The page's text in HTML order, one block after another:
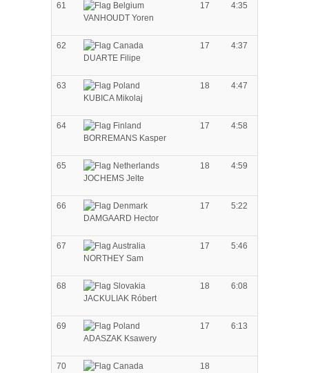
61
VANHOUDT Yoren
17 4:35
62
DUARTE Filipe
17 4:37
63
KUBICA Mikolaj
18 4:47
64
BORREMANS Kasper
17 4:58
65
JOCHEMS Jelte
18 4:59
66
DAMGAARD Hector
17 5:22
67
NORTHEY Sam
17 5:46
68
JACKULIAK Róbert
18 6:08
69
ADASZAK Ksawery
17 6:13
70
18